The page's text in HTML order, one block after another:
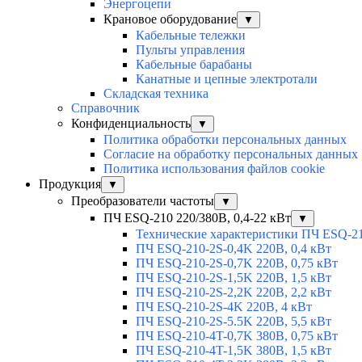
Энергоцепи
Крановое оборудование
▼
Кабельные тележки
Пульты управления
Кабельные барабаны
Канатные и цепные электротали
Складская техника
Справочник
Конфиденциальность
▼
Политика обработки персональных данных
Согласие на обработку персональных данных
Политика использования файлов cookie
Продукция
▼
Преобразователи частоты ▼
ПЧ ESQ-210 220/380В, 0,4-22 кВт ▼
Технические характеристики ПЧ ESQ-
ПЧ ESQ-210-2S-0,4K 220В, 0,4 кВт
ПЧ ESQ-210-2S-0,7K 220В, 0,75 кВт
ПЧ ESQ-210-2S-1,5K 220В, 1,5 кВт
ПЧ ESQ-210-2S-2,2K 220В, 2,2 кВт
ПЧ ESQ-210-2S-4K 220В, 4 кВт
ПЧ ESQ-210-2S-5.5K 220В, 5,5 кВт
ПЧ ESQ-210-4T-0,7K 380В, 0,75 кВт
ПЧ ESQ-210-4T-1,5K 380В, 1,5 кВт